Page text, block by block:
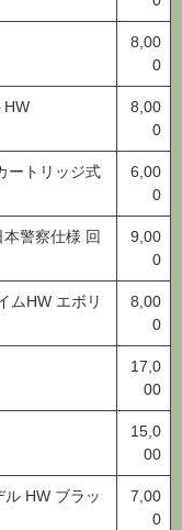
8,00
0
HW
8,00
0
ートリッジ式
6,00
0
本警察仕様 回
9,00
0
ムHW エボリ
8,00
0
17,0
00
15,0
00
ル HW ブラッ
7,00
0